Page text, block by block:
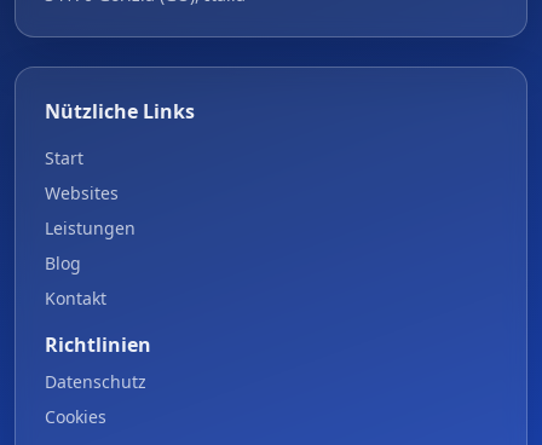
Nützliche Links
Start
Websites
Leistungen
Blog
Kontakt
Richtlinien
Datenschutz
Cookies